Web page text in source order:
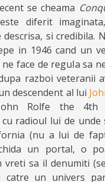
se cheama
diferit
si credibila.
in 1946 cand un
face de regula sa
razboi veteranii
descendent al lui
Rolfe the 4th
cu radioul lui de
(nu a lui de
un portal, o
vreti sa il denumiti
catre un univers